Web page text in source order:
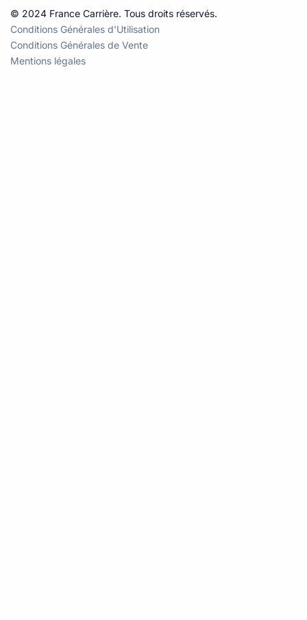
© 2024 France Carrière. Tous droits réservés.
Conditions Générales d'Utilisation
Conditions Générales de Vente
Mentions légales